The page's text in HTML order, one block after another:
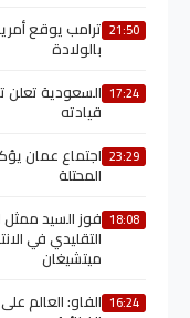
21:50 ترامب يوقع
بالولادة
17:24 السعودية تعلن
قيادته
23:29 اجتماع عمان
المحتلة
18:08 فوز السيد ممثل
التقليدي في
ميتشيغان
16:24 الفاو: العالم